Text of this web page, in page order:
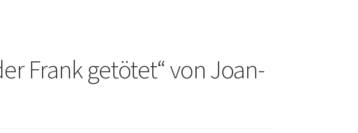
Frank getötet“ von Joan-